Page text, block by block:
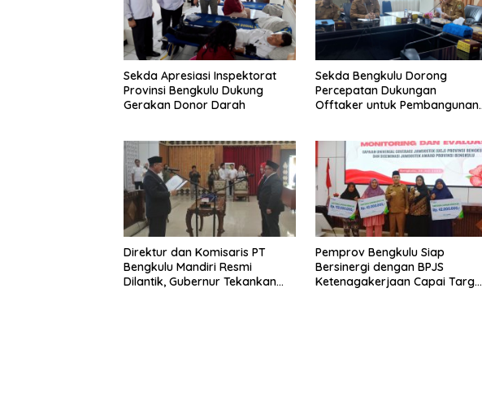
Sekda Apresiasi Inspektorat
Provinsi Bengkulu Dukung
Gerakan Donor Darah
Sekda Bengkulu Dorong
Percepatan Dukungan
Offtaker untuk Pembangunan
Direktur dan Komisaris PT
Bengkulu Mandiri Resmi
Dilantik, Gubernur Tekankan
Pemprov Bengkulu Siap
Bersinergi dengan BPJS
Ketenagakerjaan Capai Target